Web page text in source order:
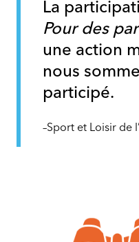
La
Pour des
une action
nous
participé.
–Sport et Loisir de